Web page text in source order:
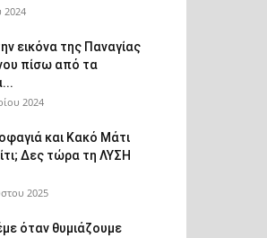
2024
εικόνα της Παναγίας
πίσω από τα
2024
και Κακό Μάτι
Δες τώρα τη ΛΥΣΗ
2025
όταν θυμιάζουμε